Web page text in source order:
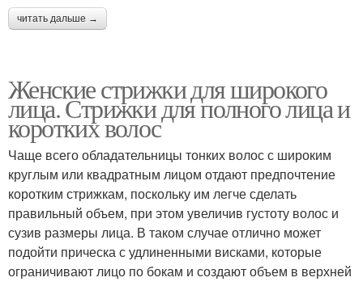
читать дальше →
Женские стрижки для широкого
лица. Стрижки для полного лица и
коротких волос
Чаще всего обладательницы тонких волос с широким
круглым или квадратным лицом отдают предпочтение
коротким стрижкам, поскольку им легче сделать
правильный объем, при этом увеличив густоту волос и
сузив размеры лица. В таком случае отлично может
подойти прическа с удлиненными висками, которые
ограничивают лицо по бокам и создают объем в верхней